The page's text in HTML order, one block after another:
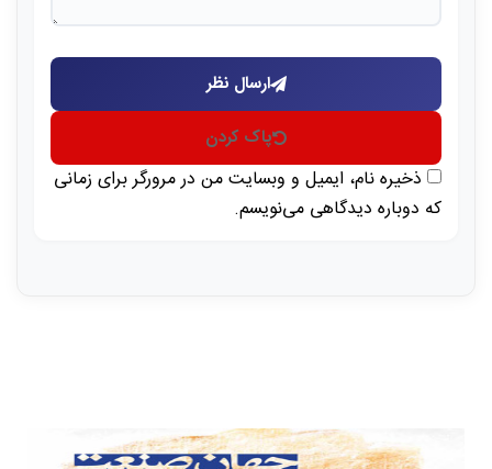
ارسال نظر
پاک کردن
ذخیره نام، ایمیل و وبسایت من در مرورگر برای زمانی
که دوباره دیدگاهی می‌نویسم.